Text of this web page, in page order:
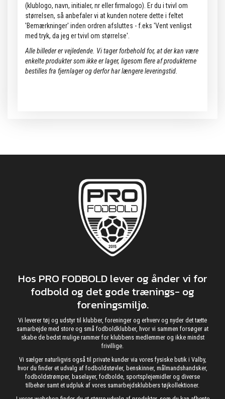
(klublogo, navn, initialer, nr eller firmalogo). Er du i tvivl om
størrelsen, så anbefaler vi at kunden notere dette i feltet
'Bemærkninger' inden ordren afsluttes - f.eks 'Vent venligst
med tryk, da jeg er tvivl om størrelse'.
Alle billeder er vejledende. Vi tager forbehold for, at der kan være
enkelte produkter som ikke er lager, ligesom flere af produkterne
bestilles fra fjernlager og derfor har længere leveringstid.
Hos PRO FODBOLD lever og ånder vi for
fodbold og det gode trænings- og
foreningsmiljø.
Vi leverer tøj og udstyr til klubber, foreninger og erhverv og nyder det tætte
samarbejde med store og små fodboldklubber, hvor vi sammen forsøger at
skabe de bedst mulige rammer for klubbens medlemmer og ikke mindst
frivillige.
Vi sælger naturligvis også til private kunder via vores fysiske butik i Valby,
hvor du finder et udvalg af fodboldstøvler, benskinner, målmandshandsker,
fodboldstrømper, baselayer, fodbolde, sportsplejemidler og diverse
tilbehør samt et udpluk af vores samarbejdsklubbers tøjkollektioner.